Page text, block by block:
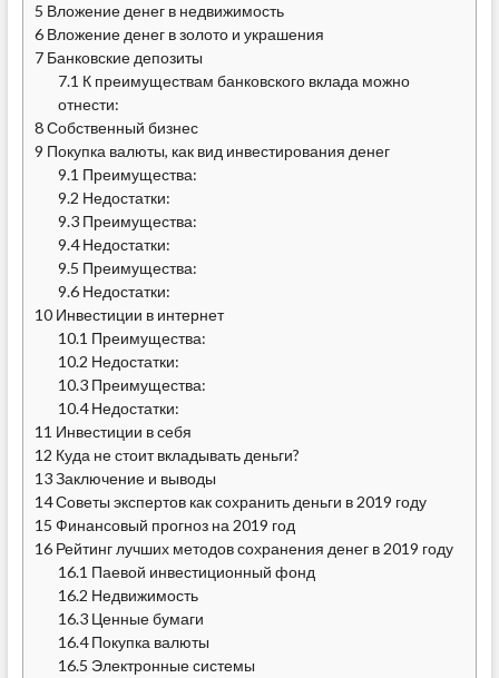
5 Вложение денег в недвижимость
6Вложение денег в золото и украшения
7Банковские депозиты
7.1 К преимуществам банковского вклада можно
отнести:
8Собственный бизнес
9 Покупка валюты, как вид инвестирования денег
9.1 Преимущества:
9.2 Недостатки:
9.3 Преимущества:
9.4Недостатки:
9.5 Преимущества:
9.6 Недостатки:
10Инвестиции в интернет
10.1 Преимущества:
10.2 Недостатки:
10.3 Преимущества:
10.4Недостатки:
11 Инвестиции в себя
12 Куда не стоит вкладывать деньги?
13Заключение и выводы
14Советы экспертов как сохранить деньги в 2019 году
15 Финансовый прогноз на 2019 год
16Рейтинг лучших методов сохранения денег в 2019 году
16.1 Паевой инвестиционный фонд
16.2 Недвижимость
16.3 Ценные бумаги
16.4Покупка валюты
16.5 Электронные системы